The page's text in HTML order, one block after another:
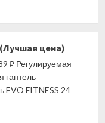
(Лучшая цена)
₽ Регулируемая
гантель
EVO FITNESS 24